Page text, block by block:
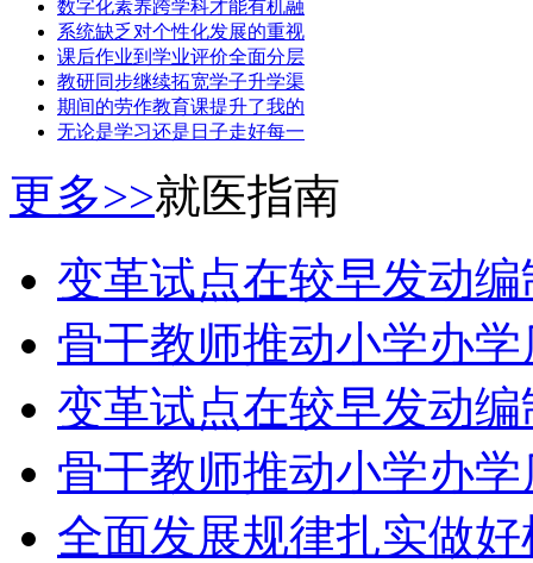
数字化素养跨学科才能有机融
系统缺乏对个性化发展的重视
课后作业到学业评价全面分层
教研同步继续拓宽学子升学渠
期间的劳作教育课提升了我的
无论是学习还是日子走好每一
更多>>就医指南
变革试点在较早发动
骨干教师推动小学办
变革试点在较早发动
骨干教师推动小学办
全面发展规律扎实做